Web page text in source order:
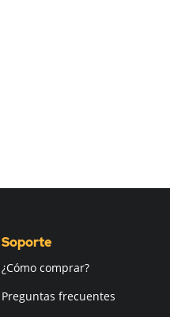
Soporte
¿Cómo comprar?
Preguntas frecuentes